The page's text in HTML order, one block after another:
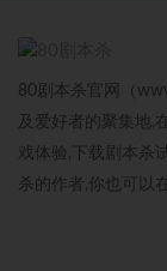
80剧本杀官网（
及爱好者的聚集地,
戏体验,下载剧本杀
杀的作者,你也可以